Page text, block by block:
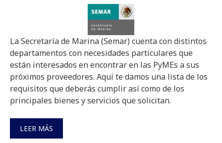
La Secretaría de Marina (Semar) cuenta con distintos
departamentos con necesidades particulares que
están interesados en encontrar en las PyMEs a sus
próximos proveedores. Aquí te damos una lista de los
requisitos que deberás cumplir así como de los
principales bienes y servicios que solicitan.
LEER MÁS